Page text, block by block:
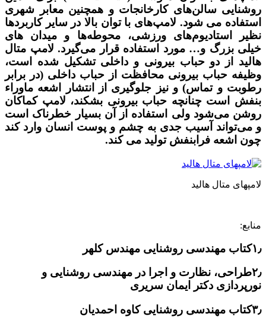
روشنایی سالن‌های کارخانجات و همچنین معابر شهری
استفاده می شود. لامپ‌های با توان بالا در سایر کاربردها
نظیر استادیوم‌های ورزشی، محوطه‌ها و میدان های
خیلی بزرگ و… مورد استفاده قرار می‌گیرد. لامپ متال
هالید از دو حباب بیرونی و داخلی تشکیل شده است،
وظیفه حباب بیرونی محافظت از حباب داخلی (در برابر
رطوبت و تماس) و نیز جلوگیری از انتشار اشعه ماوراء
بنفش است چنانچه حباب بیرونی بشکند، لامپ کماکان
روشن می‌شود ولی استفاده از آن بسیار خطرناک است
و می‌تواند آسیب جدی به چشم و پوست انسان وارد کند
چون اشعه فرابنفش تولید می کند.
لامپهای متال هالید
منابع:
۱٫کتاب مهندسی روشنایی مهندس کلهر
۲٫طراحی، نظارت و اجرا در مهندسی روشنایی و
نورپردازی دکتر ایمان سریری
۳٫کتاب مهندسی روشنایی کاوه احمدیان